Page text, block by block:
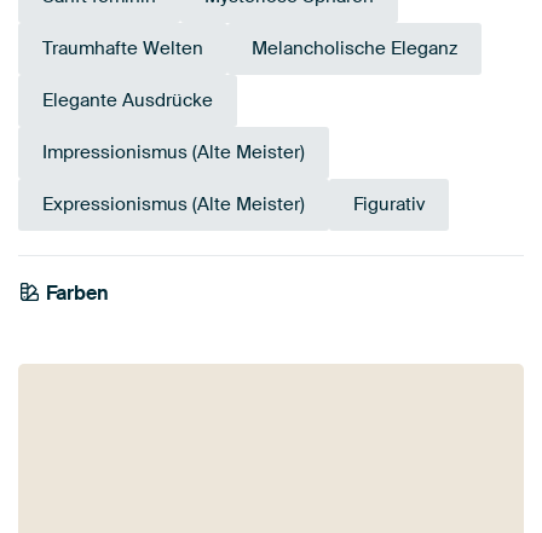
Traumhafte Welten Melancholische Eleganz
Elegante Ausdrücke
Impressionismus (Alte Meister)
Expressionismus (Alte Meister) Figurativ
Farben
Beige
Rosa
Terrakotta